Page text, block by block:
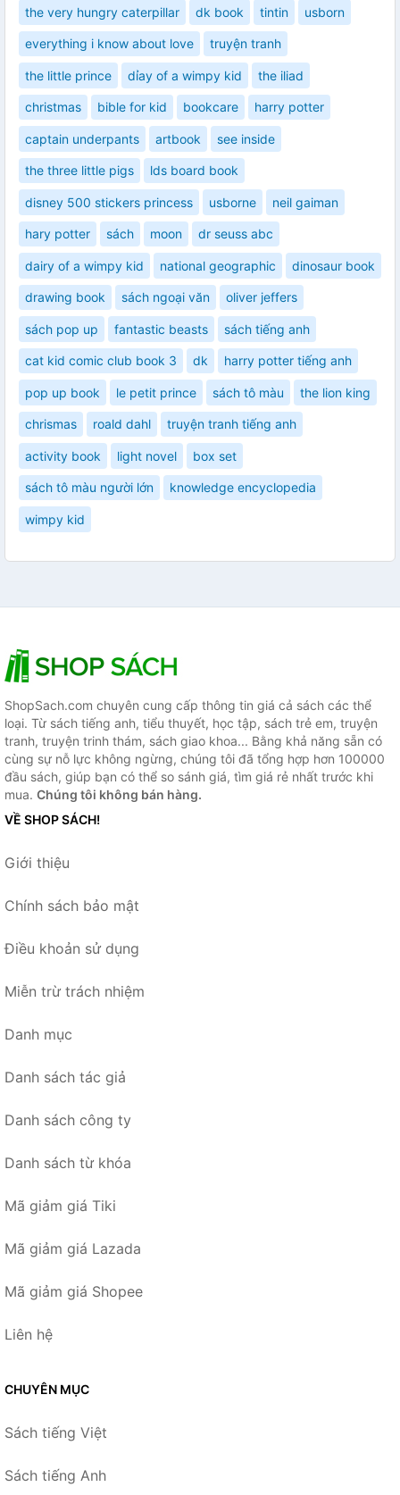
the very hungry caterpillar dk book tintin usborn
everything i know about love truyện tranh
the little prince dỉay of a wimpy kid the iliad
christmas bible for kid bookcare harry potter
captain underpants artbook see inside
the three little pigs lds board book
disney 500 stickers princess usborne neil gaiman
hary potter sách moon dr seuss abc
dairy of a wimpy kid national geographic dinosaur book
drawing book sách ngoại văn oliver jeffers
sách pop up fantastic beasts sách tiếng anh
cat kid comic club book 3 dk harry potter tiếng anh
pop up book le petit prince sách tô màu the lion king
chrismas roald dahl truyện tranh tiếng anh
activity book light novel box set
sách tô màu người lớn knowledge encyclopedia
wimpy kid
ShopSach.com chuyên cung cấp thông tin giá cả sách các thể
loại. Từ sách tiếng anh, tiểu thuyết, học tập, sách trẻ em, truyện
tranh, truyện trinh thám, sách giao khoa... Bằng khả năng sẵn có
cùng sự nỗ lực không ngừng, chúng tôi đã tổng hợp hơn 100000
đầu sách, giúp bạn có thể so sánh giá, tìm giá rẻ nhất trước khi
mua. Chúng tôi không bán hàng.
VỀ SHOP SÁCH!
Giới thiệu
Chính sách bảo mật
Điều khoản sử dụng
Miễn trừ trách nhiệm
Danh mục
Danh sách tác giả
Danh sách công ty
Danh sách từ khóa
Mã giảm giá Tiki
Mã giảm giá Lazada
Mã giảm giá Shopee
Liên hệ
CHUYÊN MỤC
Sách tiếng Việt
Sách tiếng Anh